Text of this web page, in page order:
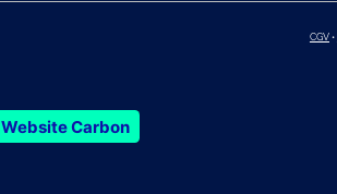
CGV•
Website Carbon